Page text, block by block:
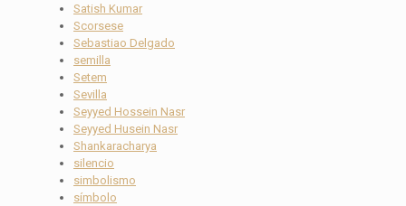
Satish Kumar
Scorsese
Sebastiao Delgado
semilla
Setem
Sevilla
Seyyed Hossein Nasr
Seyyed Husein Nasr
Shankaracharya
silencio
simbolismo
símbolo